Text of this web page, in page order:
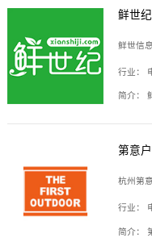
鲜世纪
鲜世信
行业：
简介： 鲜世
第意
杭州第
行业：
简介： 第